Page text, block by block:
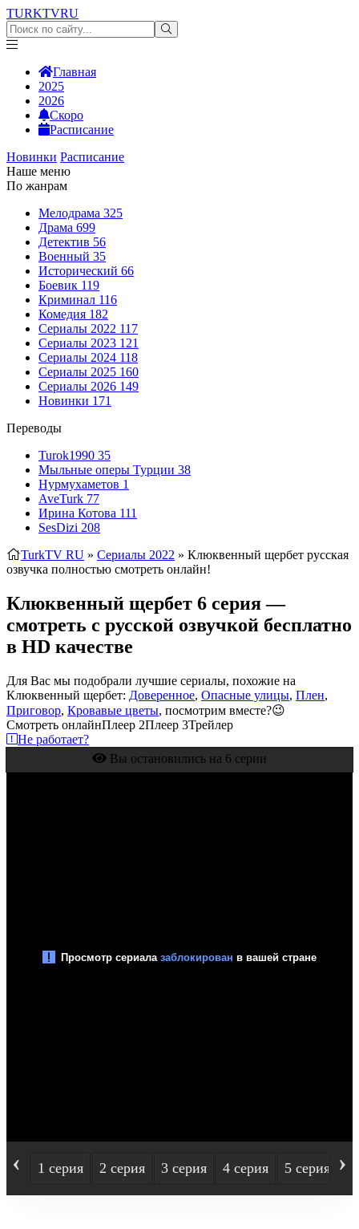
TURKTVRU
Главная
2025
2026
Скоро
Расписание
Новинки Расписание
Наше меню
По жанрам
Мелодрама 325
Драма 699
Детектив 56
Военный 35
Исторический 66
Боевик 119
Криминал 116
Комедия 182
Сериалы 2022 117
Сериалы 2023 121
Сериалы 2024 118
Сериалы 2025 160
Сериалы 2026 149
Новинки 171
Переводы
Turok1990 35
Мыльные оперы Турции 38
Нурмухаметов 1
AveTurk 77
Ирина Котова 111
SesDizi 208
TurkTV RU » Сериалы 2022 » Клюквенный щербет русская
озвучка полностью смотреть онлайн!
Клюквенный щербет 6 серия —
смотреть с русской озвучкой бесплатно
в HD качестве
Для Вас мы подобрали лучшие сериалы, похожие на
Клюквенный щербет: Доверенное, Опасные улицы, Плен,
Приговор, Кровавые цветы, посмотрим вместе?😉
Смотреть онлайнПлеер 2Плеер 3Трейлер
Не работает?
Вы остановились на 6 серии
‹ 1 серия 2 серия 3 серия 4 серия 5 серия ›